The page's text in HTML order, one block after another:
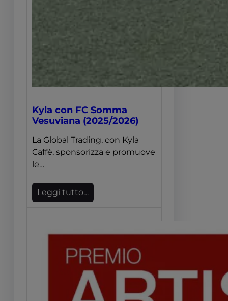
Kyla con FC Somma
Vesuviana (2025/2026)
La Global Trading, con Kyla
Caffè, sponsorizza e promuove
le…
Leggi tutto…